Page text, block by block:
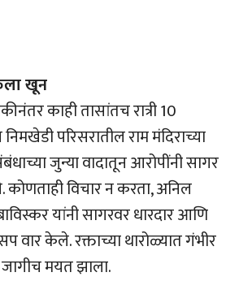
खून
काही तासांतच रात्री 10
परिसरातील राम मंदिराच्या
जुन्या वादातून आरोपींनी सागर
विचार न करता, अनिल
यांनी सागरवर धारदार आणि
वार केले. रक्ताच्या थारोळ्यात गंभीर
मयत झाला.